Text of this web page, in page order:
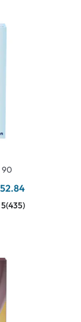
90
(435)